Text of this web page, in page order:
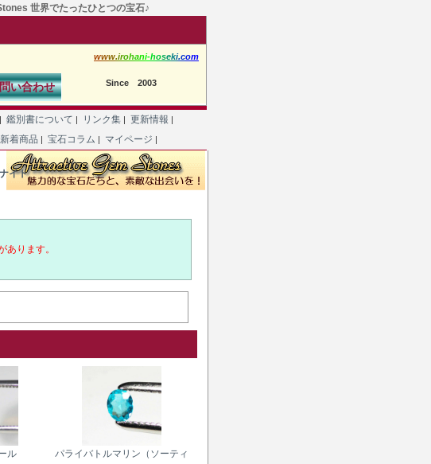
世界でたったひとつの宝石♪
www.irohani-hoseki.com
い合わせ Since 2003
| 鑑別書について | リンク集 | 更新情報 |
新着商品 | 宝石コラム | マイページ |
イト
ります。
ル
パライバトルマリン（ソーティ